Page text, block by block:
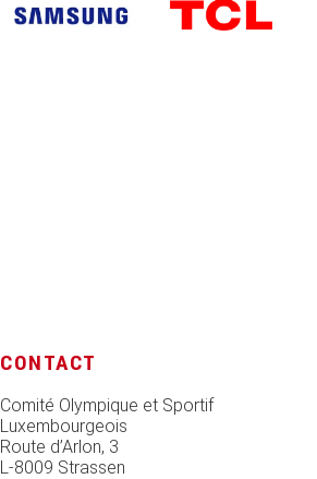
CONTACT
Comité Olympique et Sportif
Luxembourgeois
Route d’Arlon, 3
L-8009 Strassen